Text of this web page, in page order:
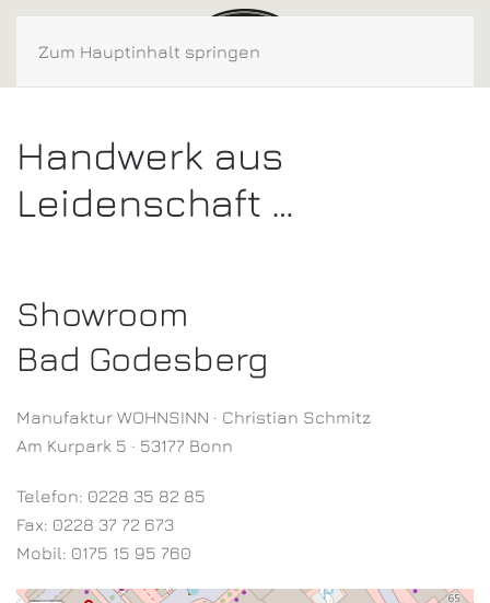
Zum Hauptinhalt springen
Handwerk aus
Leidenschaft …
Showroom
Bad Godesberg
Manufaktur WOHNSINN · Christian Schmitz
Am Kurpark 5 · 53177 Bonn
Telefon: 0228 35 82 85
Fax: 0228 37 72 673
Mobil: 0175 15 95 760